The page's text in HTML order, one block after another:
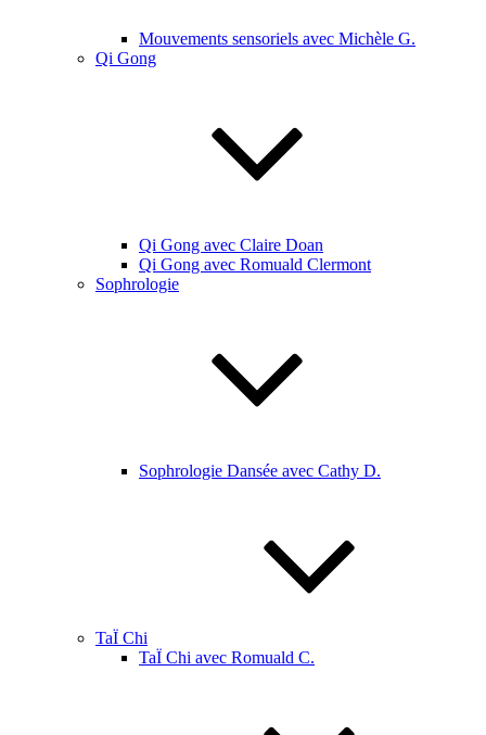
Mouvements sensoriels avec Michèle G.
Qi Gong
Qi Gong avec Claire Doan
Qi Gong avec Romuald Clermont
Sophrologie
Sophrologie Dansée avec Cathy D.
TaÏ Chi
TaÏ Chi avec Romuald C.